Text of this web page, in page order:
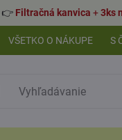
Filtračná kanvica +3ks
VŠETKO O NÁKUPE S